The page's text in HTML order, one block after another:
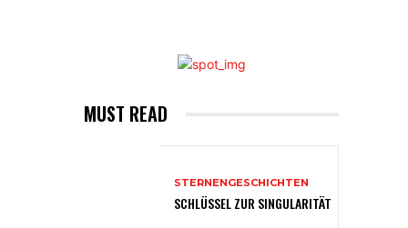
MUST READ
STERNENGESCHICHTEN
SCHLÜSSEL ZUR SINGULARITÄT